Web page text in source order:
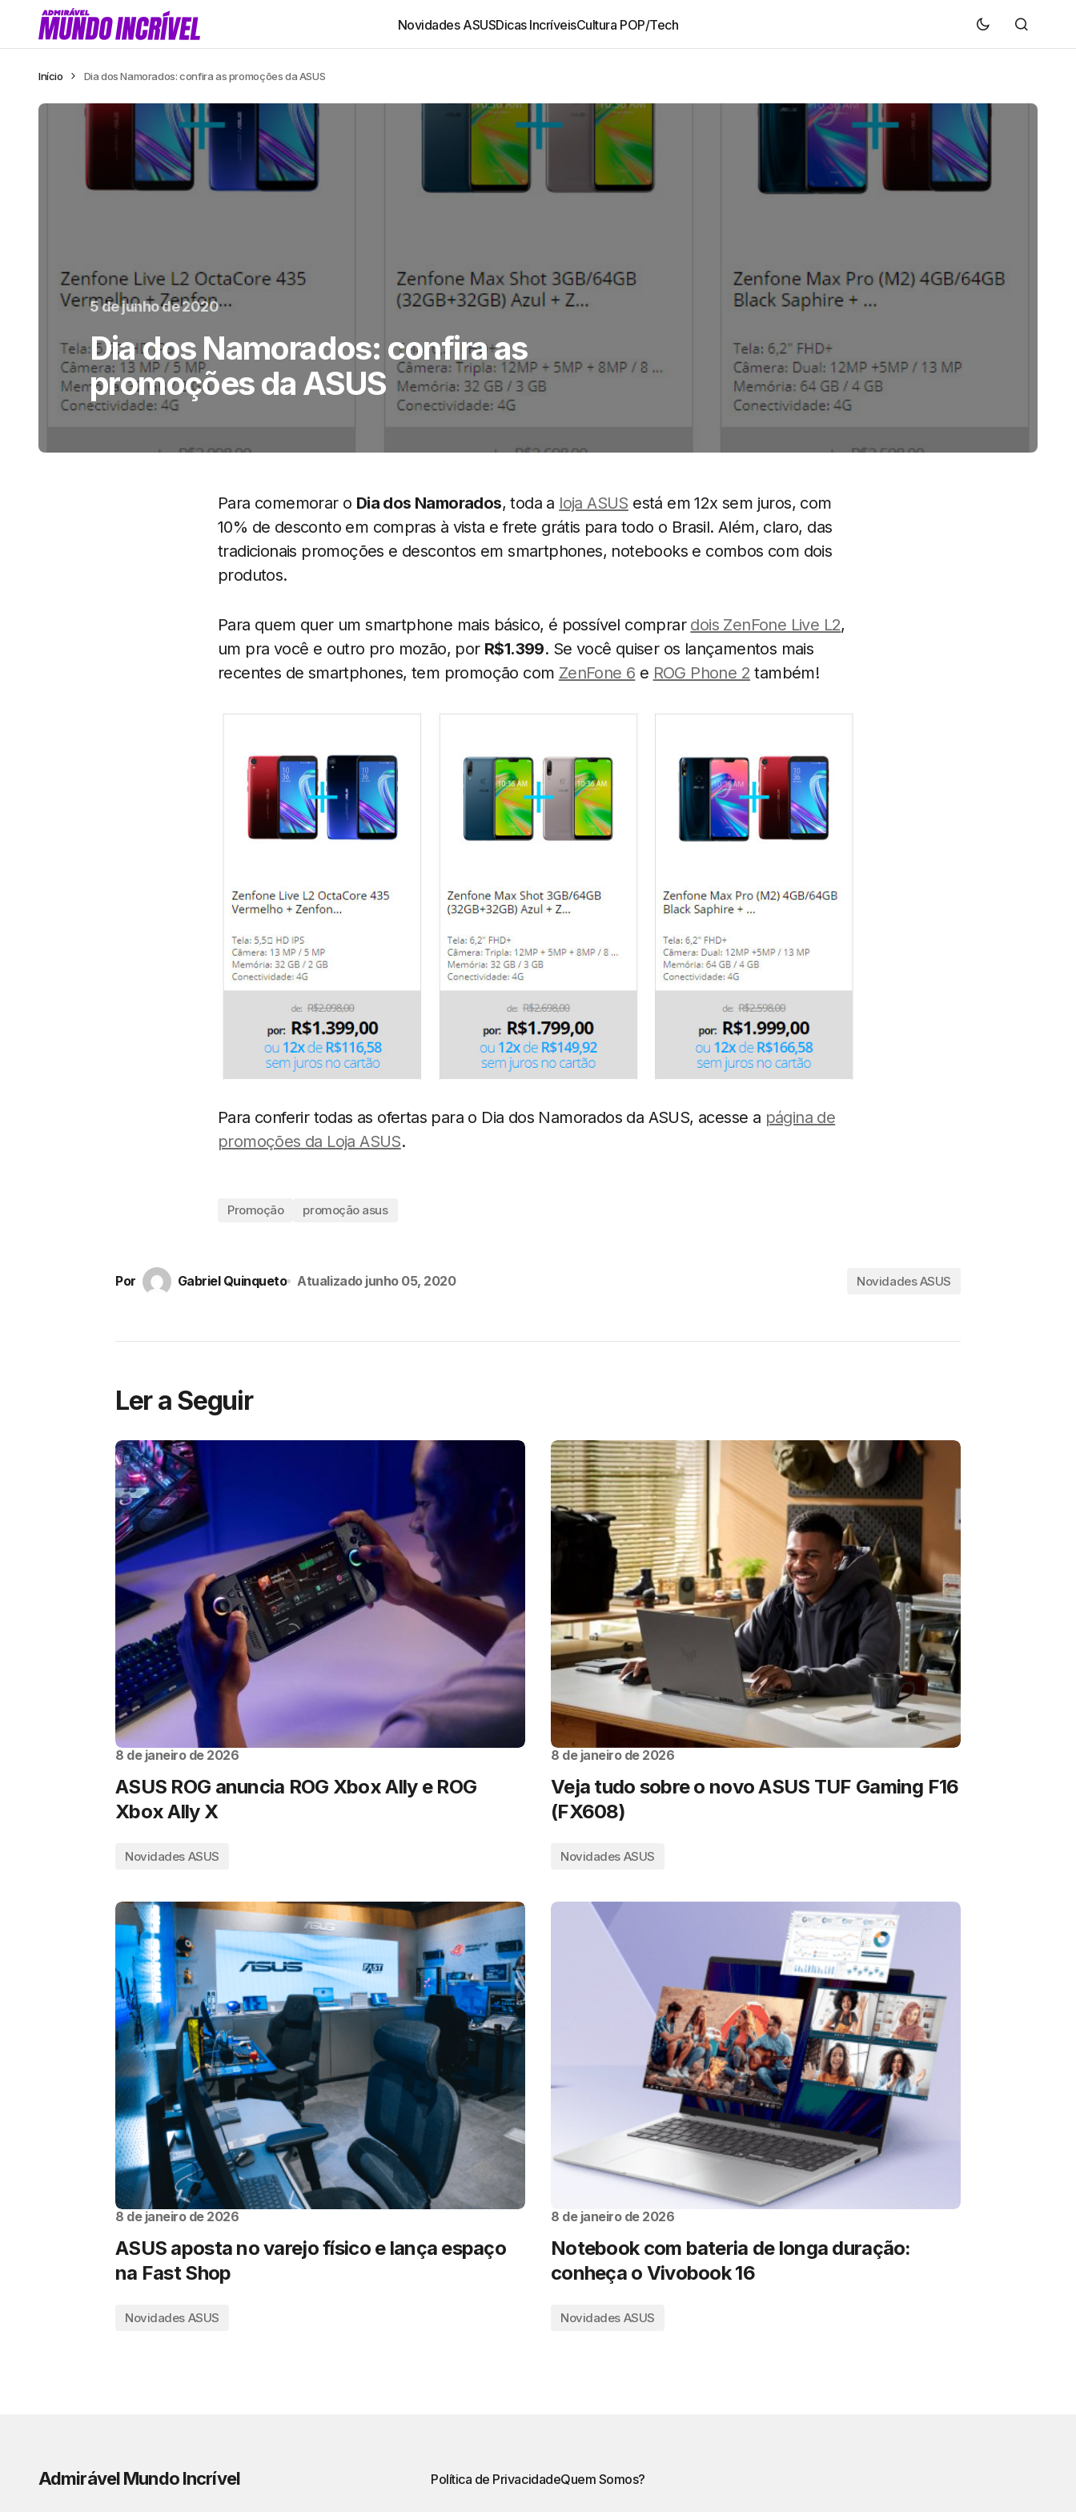
Novidades ASUSDicas IncríveisCultura POP/Tech
Início Dia dos Namorados: confira as promoções da ASUS
5 de junho de 2020
Dia dos Namorados: confira as
promoções da ASUS
Para comemorar o Dia dos Namorados, toda a loja ASUS está em 12x sem juros, com
10% de desconto em compras à vista e frete grátis para todo o Brasil. Além, claro, das
tradicionais promoções e descontos em smartphones, notebooks e combos com dois
produtos.
Para quem quer um smartphone mais básico, é possível comprar dois ZenFone Live L2,
um pra você e outro pro mozão, por R$1.399. Se você quiser os lançamentos mais
recentes de smartphones, tem promoção com ZenFone 6 e ROG Phone 2 também!
Para conferir todas as ofertas para o Dia dos Namorados da ASUS, acesse a página de
promoções da Loja ASUS.
Promoção promoção asus
Por Gabriel Quinqueto Atualizado junho 05, 2020 Novidades ASUS
Ler a Seguir
8 de janeiro de 2026
ASUS ROG anuncia ROG Xbox Ally e ROG
Xbox Ally X
Novidades ASUS
8 de janeiro de 2026
Veja tudo sobre o novo ASUS TUF Gaming F16
(FX608)
Novidades ASUS
8 de janeiro de 2026
ASUS aposta no varejo físico e lança espaço
na Fast Shop
Novidades ASUS
8 de janeiro de 2026
Notebook com bateria de longa duração:
conheça o Vivobook 16
Novidades ASUS
Admirável Mundo Incrível Política de PrivacidadeQuem Somos?